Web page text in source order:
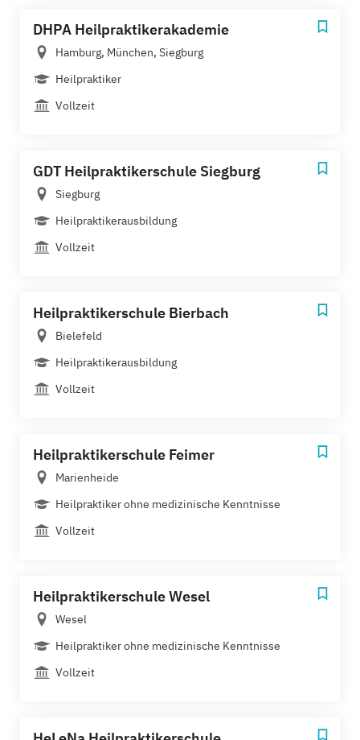
DHPA Heilpraktikerakademie
Hamburg, München, Siegburg
Heilpraktiker
Vollzeit
GDT Heilpraktikerschule Siegburg
Siegburg
Heilpraktikerausbildung
Vollzeit
Heilpraktikerschule Bierbach
Bielefeld
Heilpraktikerausbildung
Vollzeit
Heilpraktikerschule Feimer
Marienheide
Heilpraktiker ohne medizinische Kenntnisse
Vollzeit
Heilpraktikerschule Wesel
Wesel
Heilpraktiker ohne medizinische Kenntnisse
Vollzeit